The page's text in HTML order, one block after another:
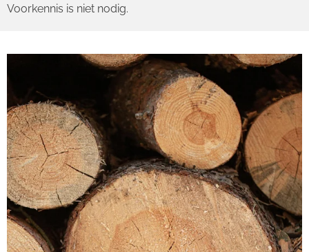
Voorkennis is niet nodig.